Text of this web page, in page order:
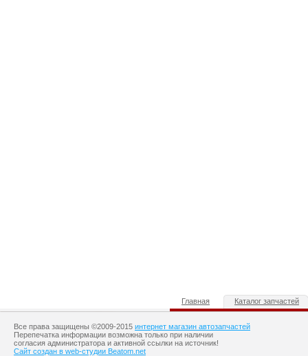
Главная Каталог запчастей
Все права защищены ©2009-2015 интернет магазин автозапчастей
Перепечатка информации возможна только при наличии
согласия администратора и активной ссылки на источник!
Сайт создан в web-студии Beatom.net